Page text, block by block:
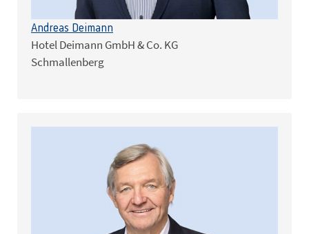
Andreas Deimann
Hotel Deimann GmbH & Co. KG
Schmallenberg